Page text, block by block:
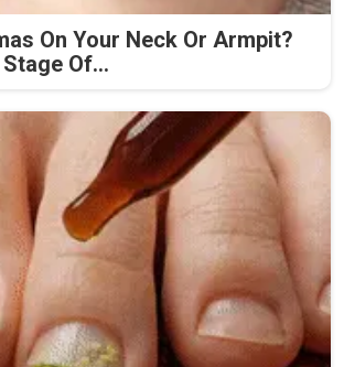
On Your Neck Or Armpit?
Of...